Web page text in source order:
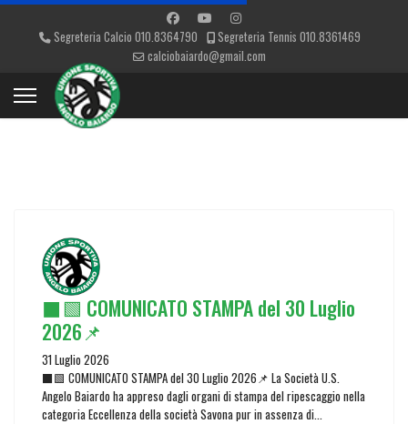
Segreteria Calcio 010.8364790
Segreteria Tennis 010.8361469
calciobaiardo@gmail.com
⬛🟩 COMUNICATO STAMPA del 30 Luglio
2026📌
31 Luglio 2026
⬛🟩 COMUNICATO STAMPA del 30 Luglio 2026📌 La Società U.S.
Angelo Baiardo ha appreso dagli organi di stampa del ripescaggio nella
categoria Eccellenza della società Savona pur in assenza di...